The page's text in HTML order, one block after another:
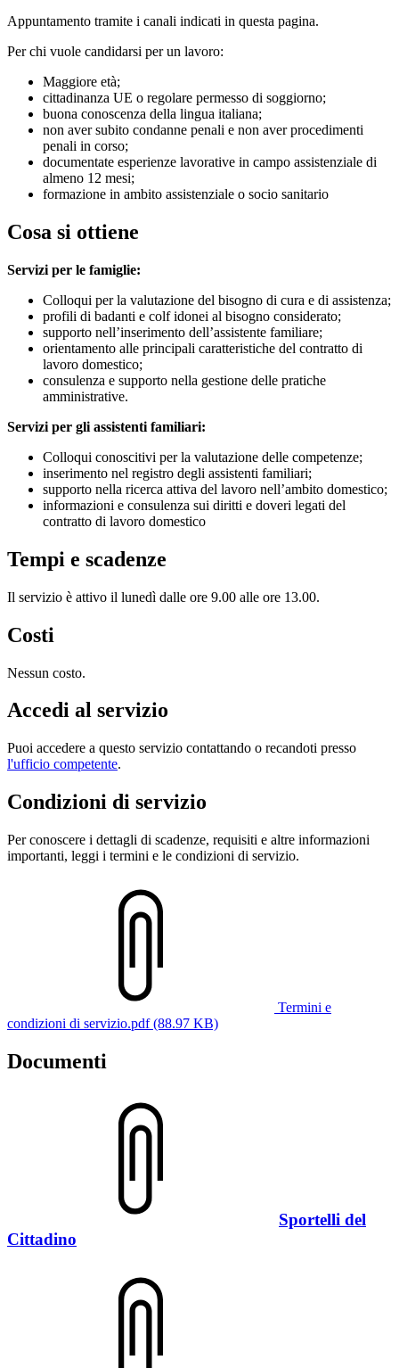
Appuntamento tramite i canali indicati in questa pagina.
Per chi vuole candidarsi per un lavoro:
Maggiore età;
cittadinanza UE o regolare permesso di soggiorno;
buona conoscenza della lingua italiana;
non aver subito condanne penali e non aver procedimenti
penali in corso;
documentate esperienze lavorative in campo assistenziale di
almeno 12 mesi;
formazione in ambito assistenziale o socio sanitario
Cosa si ottiene
Servizi per le famiglie:
Colloqui per la valutazione del bisogno di cura e di assistenza;
profili di badanti e colf idonei al bisogno considerato;
supporto nell’inserimento dell’assistente familiare;
orientamento alle principali caratteristiche del contratto di
lavoro domestico;
consulenza e supporto nella gestione delle pratiche
amministrative.
Servizi per gli assistenti familiari:
Colloqui conoscitivi per la valutazione delle competenze;
inserimento nel registro degli assistenti familiari;
supporto nella ricerca attiva del lavoro nell’ambito domestico;
informazioni e consulenza sui diritti e doveri legati del
contratto di lavoro domestico
Tempi e scadenze
Il servizio è attivo il lunedì dalle ore 9.00 alle ore 13.00.
Costi
Nessun costo.
Accedi al servizio
Puoi accedere a questo servizio contattando o recandoti presso
l'ufficio competente.
Condizioni di servizio
Per conoscere i dettagli di scadenze, requisiti e altre informazioni
importanti, leggi i termini e le condizioni di servizio.
Termini e
condizioni di servizio.pdf (88.97 KB)
Documenti
Sportelli del
Cittadino